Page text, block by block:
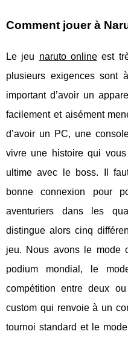
Comment jouer à
Le jeu naruto onlineest
plusieurs exigences sont
important d’avoir un
facilement et aisément
d’avoir un PC, une
vivre une histoire qui
ultime avec le boss. Il
bonne connexion pour
aventuriers dans les
distingue alors cinq
jeu. Nous avons le mode
podium mondial, le
compétition entre deux
custom qui renvoie à un
tournoi standard et le